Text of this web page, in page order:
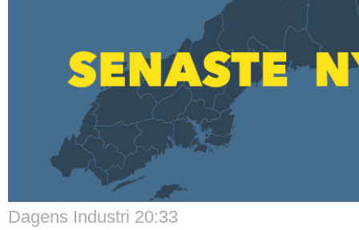
Dagens Industri 20:33